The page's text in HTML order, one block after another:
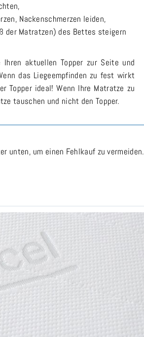
Nackenschmerzen leiden,
der Matratzen) des Bettes steigern
aktuellen Topper zur Seite und
das Liegeempfinden zu fest wirkt
Topper ideal! Wenn Ihre Matratze zu
tauschen und nicht den Topper.
unten, um einen Fehlkauf zu vermeiden.